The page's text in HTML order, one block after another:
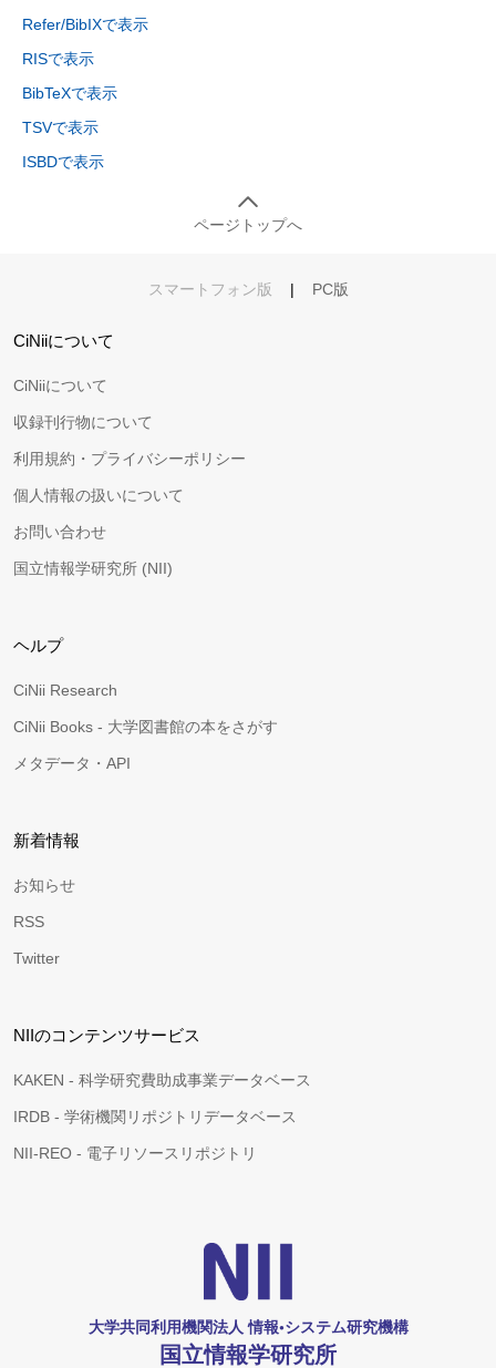
Refer/BibIXで表示
RISで表示
BibTeXで表示
TSVで表示
ISBDで表示
ページトップへ
スマートフォン版 | PC版
CiNiiについて
CiNiiについて
収録刊行物について
利用規約・プライバシーポリシー
個人情報の扱いについて
お問い合わせ
国立情報学研究所 (NII)
ヘルプ
CiNii Research
CiNii Books - 大学図書館の本をさがす
メタデータ・API
新着情報
お知らせ
RSS
Twitter
NIIのコンテンツサービス
KAKEN - 科学研究費助成事業データベース
IRDB - 学術機関リポジトリデータベース
NII-REO - 電子リソースリポジトリ
大学共同利用機関法人 情報•システム研究機構
国立情報学研究所